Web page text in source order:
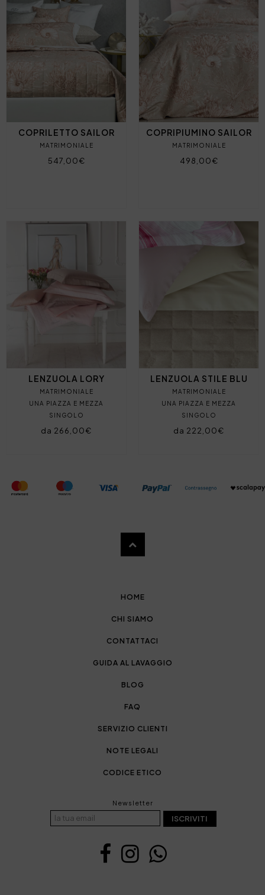
COPRILETTO SAILOR
MATRIMONIALE
547,00€
COPRIPIUMINO SAILOR
MATRIMONIALE
498,00€
LENZUOLA LORY
MATRIMONIALE
UNA PIAZZA E MEZZA
SINGOLO
da 266,00€
LENZUOLA STILE BLU
MATRIMONIALE
UNA PIAZZA E MEZZA
SINGOLO
da 222,00€
HOME
CHI SIAMO
CONTATTACI
GUIDA AL LAVAGGIO
BLOG
FAQ
SERVIZIO CLIENTI
NOTE LEGALI
CODICE ETICO
Newsletter
ISCRIVITI